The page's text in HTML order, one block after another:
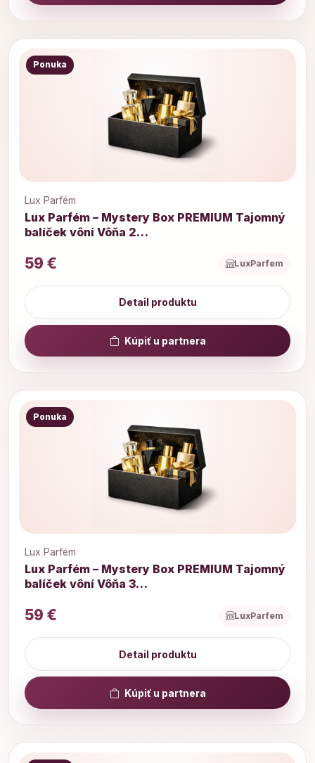
Ponuka
Lux Parfém
Lux Parfém – Mystery Box PREMIUM Tajomný
balíček vôní Vôňa 2…
59 € LuxParfem
Detail produktu
Kúpiť u partnera
Ponuka
Lux Parfém
Lux Parfém – Mystery Box PREMIUM Tajomný
balíček vôní Vôňa 3…
59 € LuxParfem
Detail produktu
Kúpiť u partnera